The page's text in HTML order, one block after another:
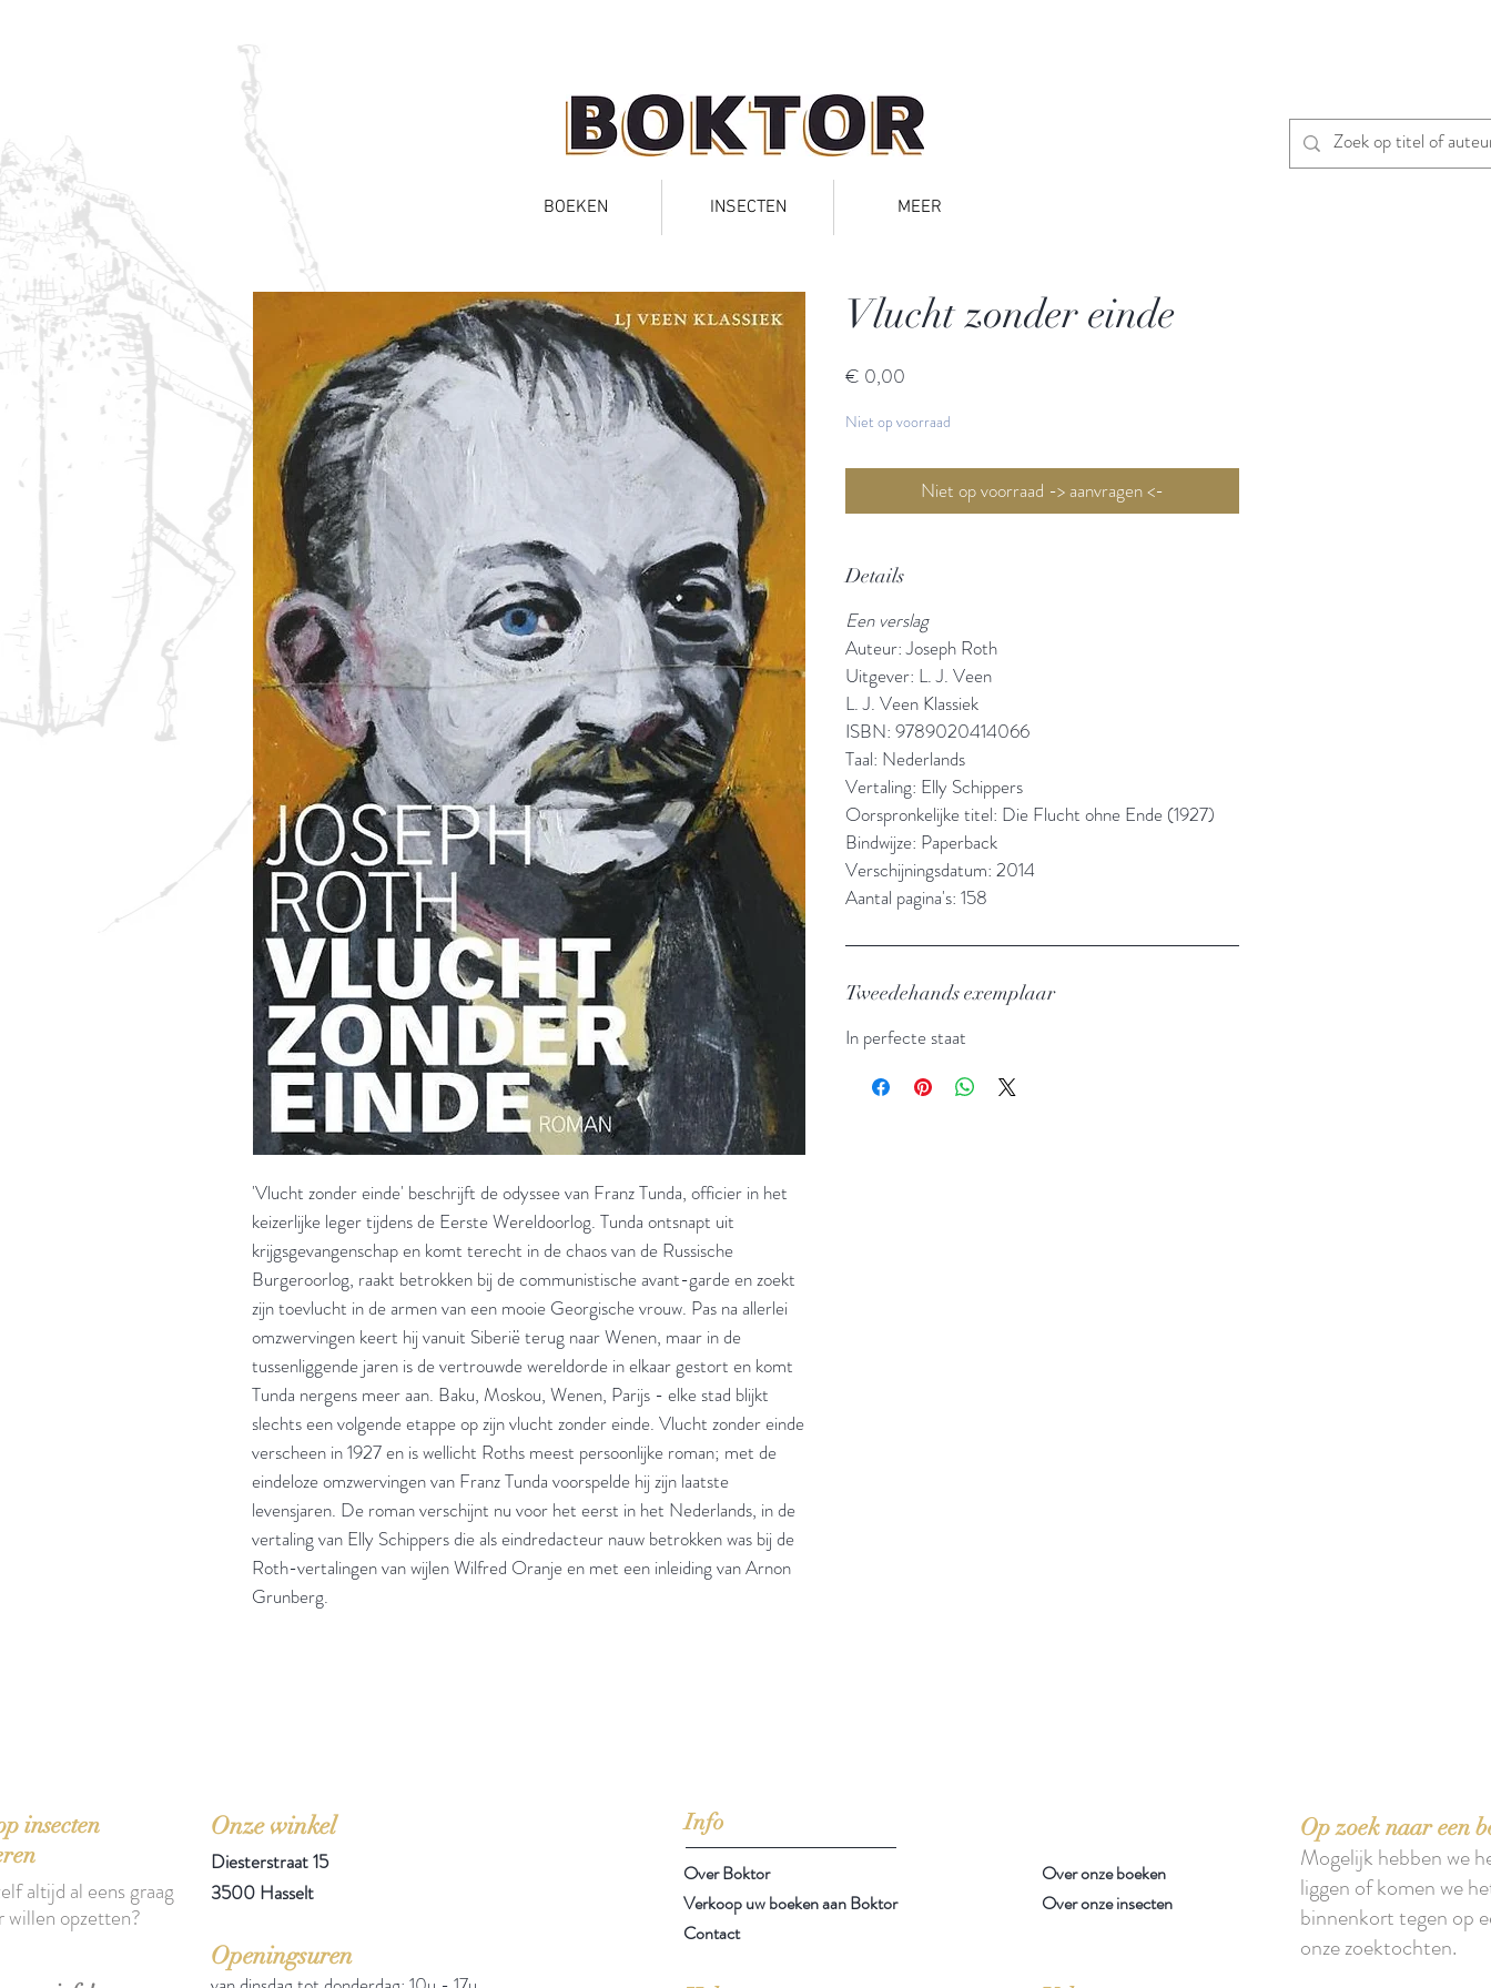
BOEKEN INSECTEN MEER
'Vlucht zonder einde' beschrijft de odyssee van Franz Tunda, officier in het
keizerlijke leger tijdens de Eerste Wereldoorlog. Tunda ontsnapt uit
krijgsgevangenschap en komt terecht in de chaos van de Russische
Burgeroorlog, raakt betrokken bij de communistische avant-garde en zoekt
zijn toevlucht in de armen van een mooie Georgische vrouw. Pas na allerlei
omzwervingen keert hij vanuit Siberië terug naar Wenen, maar in de
tussenliggende jaren is de vertrouwde wereldorde in elkaar gestort en komt
Tunda nergens meer aan. Baku, Moskou, Wenen, Parijs - elke stad blijkt
slechts een volgende etappe op zijn vlucht zonder einde. Vlucht zonder einde
verscheen in 1927 en is wellicht Roths meest persoonlijke roman; met de
eindeloze omzwervingen van Franz Tunda voorspelde hij zijn laatste
levensjaren. De roman verschijnt nu voor het eerst in het Nederlands, in de
vertaling van Elly Schippers die als eindredacteur nauw betrokken was bij de
Roth-vertalingen van wijlen Wilfred Oranje en met een inleiding van Arnon
Grunberg.
Vlucht zonder einde
€ 0,00
Niet op voorraad
Niet op voorraad -> aanvragen <-
Details
Een verslag
Auteur: Joseph Roth
Uitgever: L. J. Veen
L. J. Veen Klassiek
ISBN: 9789020414066
Taal: Nederlands
Vertaling: Elly Schippers
Oorspronkelijke titel: Die Flucht ohne Ende (1927)
Bindwijze: Paperback
Verschijningsdatum: 2014
Aantal pagina's: 158
Tweedehands exemplaar
In perfecte staat
insecten
altijd al eens graag
willen opzetten?
Onze winkel
Diesterstraat 15
3500 Hasselt
Openingsuren
Info
Over Boktor
Verkoop uw boeken aan Boktor
Contact
Op zoek naar een
Mogelijk hebben we
liggen of komen we
binnenkort tegen op
onze zoektochten.
Over onze boeken
Over onze insecten